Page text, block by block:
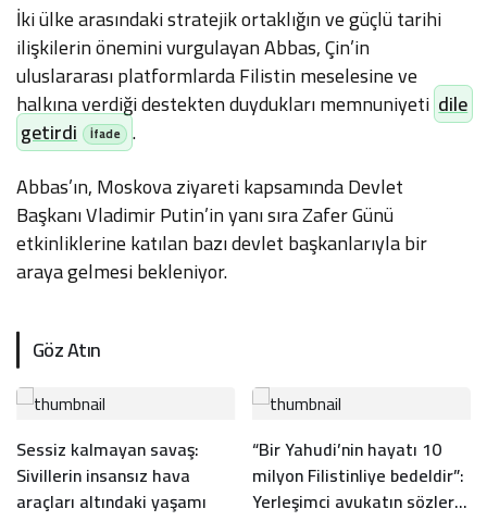
İki ülke arasındaki stratejik ortaklığın ve güçlü tarihi
ilişkilerin önemini vurgulayan Abbas, Çin’in
uluslararası platformlarda Filistin meselesine ve
halkına verdiği destekten duydukları memnuniyeti dile
getirdi
.
Abbas’ın, Moskova ziyareti kapsamında Devlet
Başkanı Vladimir Putin’in yanı sıra Zafer Günü
etkinliklerine katılan bazı devlet başkanlarıyla bir
araya gelmesi bekleniyor.
Göz Atın
Sessiz kalmayan savaş:
Sivillerin insansız hava
araçları altındaki yaşamı
“Bir Yahudi’nin hayatı 10
milyon Filistinliye bedeldir”:
Yerleşimci avukatın sözleri